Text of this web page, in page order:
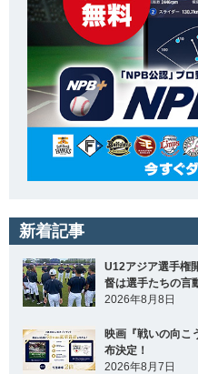
新着記事
U12アジア選手権
督は選手たちの言
2026年8月8日
映画『戦いの向こ
布決定！
2026年8月7日